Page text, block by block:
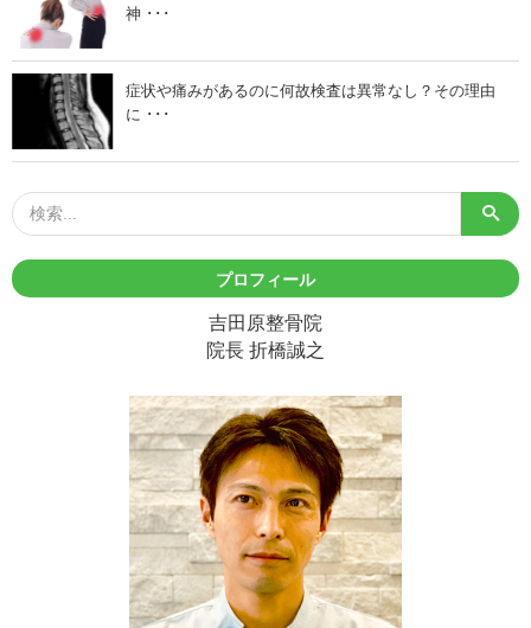
神 ･･･
症状や痛みがあるのに何故検査は異常なし？その理由
に ･･･
プロフィール
吉田原整骨院
院長 折橋誠之